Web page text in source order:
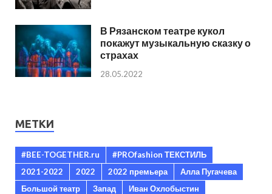
В Рязанском театре кукол
покажут музыкальную сказку о
страхах
28.05.2022
МЕТКИ
#BEE-TOGETHER.ru
#PROfashion ТЕКСТИЛЬ
2021-2022
2022 2022 премьера
Алла Пугачева
Большой театр
Запад
Иван Охлобыстин